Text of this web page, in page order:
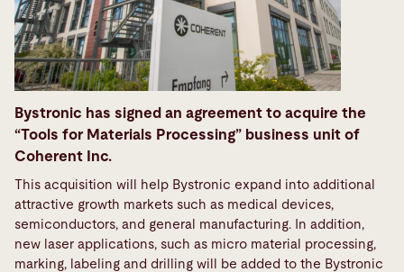
Bystronic has signed an agreement to acquire the
“Tools for Materials Processing” business unit of
Coherent Inc.
This acquisition will help Bystronic expand into additional
attractive growth markets such as medical devices,
semiconductors, and general manufacturing. In addition,
new laser applications, such as micro material processing,
marking, labeling and drilling will be added to the Bystronic